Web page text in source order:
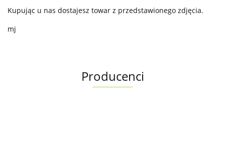
Kupując u nas dostajesz towar z przedstawionego zdjęcia.
mj
Producenci